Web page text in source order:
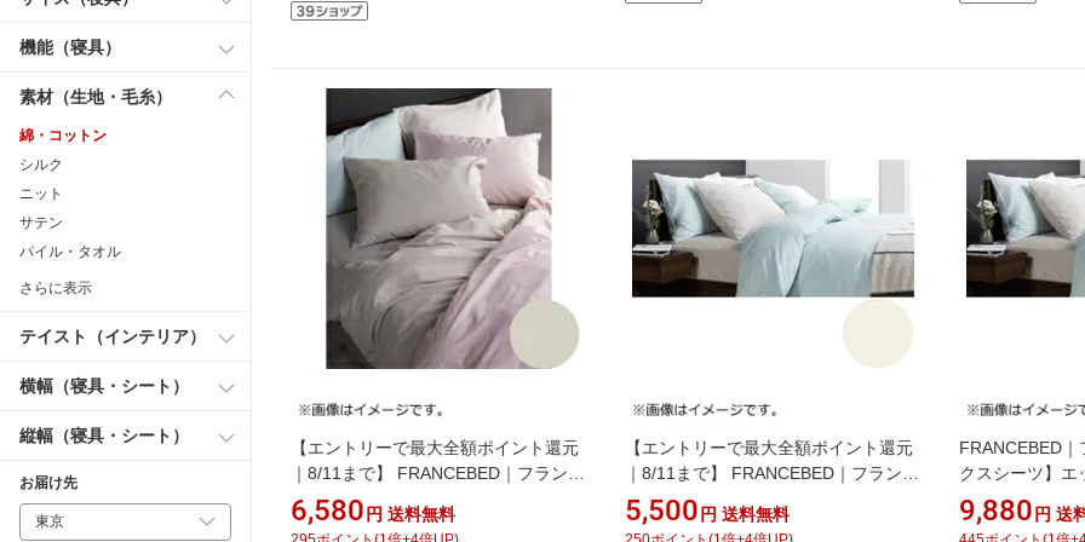
機能（寝具）
素材（生地・毛糸）
綿・コットン
シルク
ニット
サテン
パイル・タオル
さらに表示
テイスト（インテリア）
横幅（寝具・シート）
縦幅（寝具・シート）
お届け先
【エントリーで最大全額ポイント還元
｜8/11まで】 FRANCEBED｜フランス
ベッド 【ボックスシーツ】エッフェ
スタンダード セミダブルサイズ(綿
6,580 円 送料無料
【エントリーで最大全額ポイント還元
｜8/11まで】 FRANCEBED｜フランス
ベッド 【ボックスシーツ】エッフェ
スタンダード シングルサイズ(綿
5,500 円 送料無料
FRANCEBED
クスシーツ】
ワイドダブルロ
100%/
9,880 円 送